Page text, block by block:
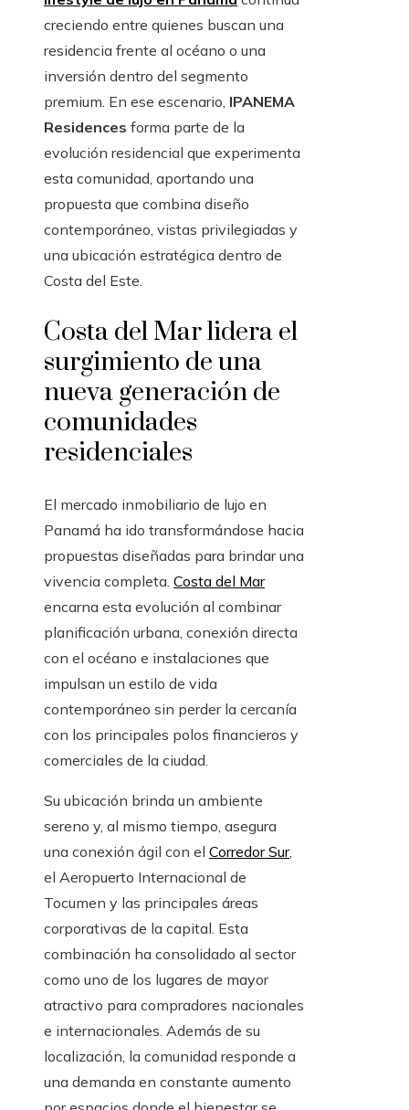
creciendo entre quienes buscan una
residencia frente al océano o una
inversión dentro del segmento
premium. En ese escenario, IPANEMA
Residences forma parte de la
evolución residencial que experimenta
esta comunidad, aportando una
propuesta que combina diseño
contemporáneo, vistas privilegiadas y
una ubicación estratégica dentro de
Costa del Este.
Costa del Mar lidera el
surgimiento de una
nueva generación de
comunidades
residenciales
El mercado inmobiliario de lujo en
Panamá ha ido transformándose hacia
propuestas diseñadas para brindar una
vivencia completa. Costa del Mar
encarna esta evolución al combinar
planificación urbana, conexión directa
con el océano e instalaciones que
impulsan un estilo de vida
contemporáneo sin perder la cercanía
con los principales polos financieros y
comerciales de la ciudad.
Su ubicación brinda un ambiente
sereno y, al mismo tiempo, asegura
una conexión ágil con el Corredor Sur,
el Aeropuerto Internacional de
Tocumen y las principales áreas
corporativas de la capital. Esta
combinación ha consolidado al sector
como uno de los lugares de mayor
atractivo para compradores nacionales
e internacionales. Además de su
localización, la comunidad responde a
una demanda en constante aumento